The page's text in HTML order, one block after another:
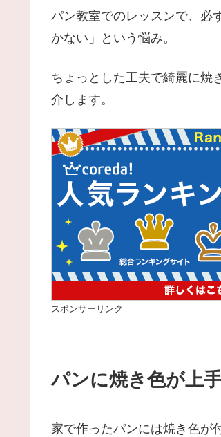
パン教室でのレッスンで、必
かない」という悩み。
ちょっとした工夫で綺麗に焼
介します。
スポンサーリンク
パンに焼き色が上
家で作ったパンには焼き色が